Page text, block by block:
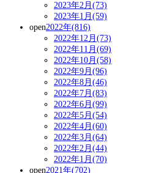
2023年2月(73)
2023年1月(59)
open2022年(816)
2022年12月(73)
2022年11月(69)
2022年10月(58)
2022年9月(96)
2022年8月(46)
2022年7月(83)
2022年6月(99)
2022年5月(54)
2022年4月(60)
2022年3月(64)
2022年2月(44)
2022年1月(70)
open2021年(702)